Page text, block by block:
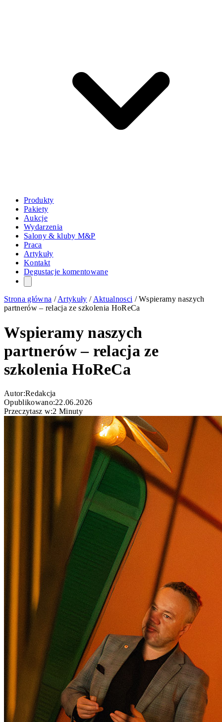
Produkty
Pakiety
Aukcje
Wydarzenia
Salony & kluby M&P
Praca
Artykuły
Kontakt
Degustacje komentowane
Strona główna /Artykuły / Aktualnosci /Wspieramy naszych
partnerów – relacja ze szkolenia HoReCa
Wspieramy naszych
partnerów – relacja ze
szkolenia HoReCa
Autor:Redakcja
Opublikowano:22.06.2026
Przeczytasz w:2 Minuty